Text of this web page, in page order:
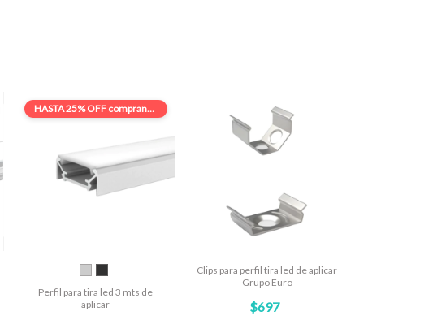
Perfil para tira led 3 mts de
aplicar
HASTA 25% OFF comprando en cantidad
Clips para perfil tira led de aplicar
Grupo Euro
$697